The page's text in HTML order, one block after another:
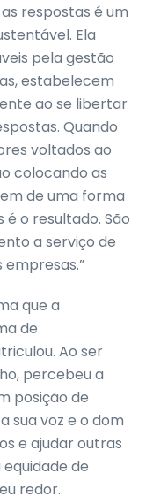
respostas é um
Ela
pela gestão
estabelecem
ao se libertar
Quando
voltados ao
colocando as
de uma forma
é o resultado. São
a serviço de
que a
de
Ao ser
percebeu a
posição de
sua voz e o dom
e ajudar outras
de
redor.